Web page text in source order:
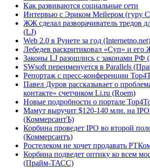
Как развиваются социальные сети
Интервью с Эриком Мейером (гуру
ЖЖ сделал разворачиватель тредов
(LJ)
Web 2.0 в Рунете за год
Лебедев раскритиковал «Суп» и
Законы LJ разошлись с законами РФ
SWsoft переименуется в Parallels
Репортаж с пресс-конференции
Павел Дуров рассказывает о
контакте» счетчиком Li.ru (Roem)
Новые подробности о портале
Мамут выручит $120-140 млн. на
(КоммерсантЪ)
Корбина проведет IPO во второй
(Коммерсантъ)
Ростелеком не хочет продавать
Корбина подведет оптику ко всем
(Прайм-ТАСС)